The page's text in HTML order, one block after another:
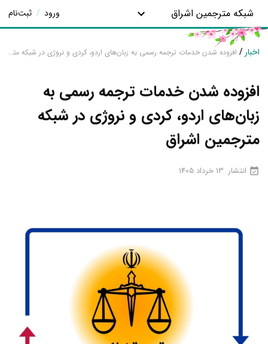
شبکه مترجمین اشراق ورود / ثبت‌نام
اخبار / افزوده شدن خدمات ترجمه رسمی به زبان‌های اردو، کردی و نروژی در شبکه مترجمین اشراق
افزوده شدن خدمات ترجمه رسمی به
زبان‌های اردو، کردی و نروژی در شبکه
مترجمین اشراق
انتشار 13 خرداد 1405